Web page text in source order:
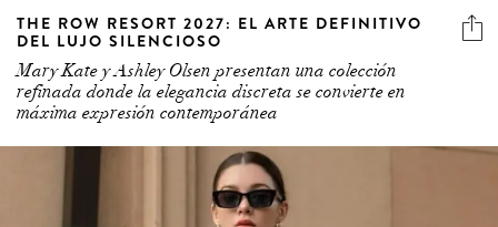
THE ROW RESORT 2027: EL ARTE DEFINITIVO
DEL LUJO SILENCIOSO
Mary Kate y Ashley Olsen presentan una colección
refinada donde la elegancia discreta se convierte en
máxima expresión contemporánea